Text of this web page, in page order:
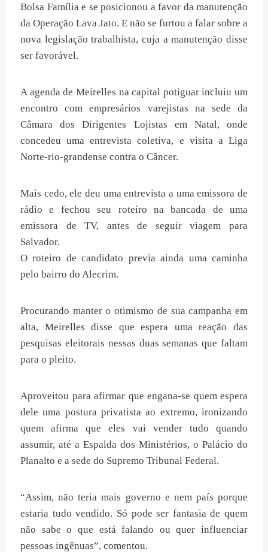
Bolsa Família e se posicionou a favor da manutenção
da Operação Lava Jato. E não se furtou a falar sobre a
nova legislação trabalhista, cuja a manutenção disse
ser favorável.
A agenda de Meirelles na capital potiguar incluiu um
encontro com empresários varejistas na sede da
Câmara dos Dirigentes Lojistas em Natal, onde
concedeu uma entrevista coletiva, e visita a Liga
Norte-rio-grandense contra o Câncer.
Mais cedo, ele deu uma entrevista a uma emissora de
rádio e fechou seu roteiro na bancada de uma
emissora de TV, antes de seguir viagem para
Salvador.
O roteiro de candidato previa ainda uma caminha
pelo bairro do Alecrim.
Procurando manter o otimismo de sua campanha em
alta, Meirelles disse que espera uma reação das
pesquisas eleitorais nessas duas semanas que faltam
para o pleito.
Aproveitou para afirmar que engana-se quem espera
dele uma postura privatista ao extremo, ironizando
quem afirma que eles vai vender tudo quando
assumir, até a Espalda dos Ministérios, o Palácio do
Planalto e a sede do Supremo Tribunal Federal.
“Assim, não teria mais governo e nem país porque
estaria tudo vendido. Só pode ser fantasia de quem
não sabe o que está falando ou quer influenciar
pessoas ingênuas”, comentou.